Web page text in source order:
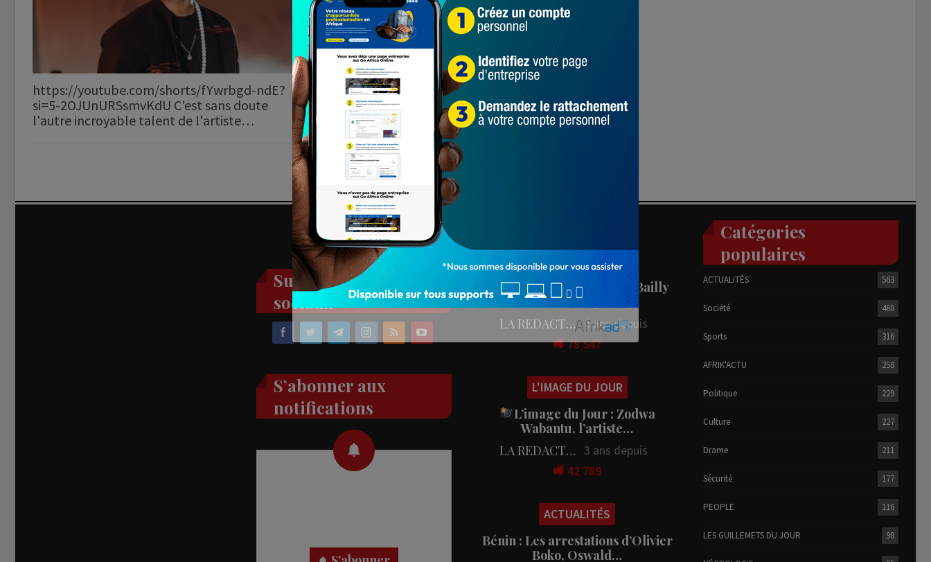
https://youtube.com/shorts/fYwrbgd-ndE?
si=5-2OJUnURSsmvKdU C'est sans doute
l'autre incroyable talent de l'artiste…
Suivez nos réseaux
sociaux
S’abonner aux
notifications
PEOPLE
People : L’artiste Blanche Bailly
en tournage…
LA REDACTION
4 ans depuis
78 547
L'IMAGE DU JOUR
L’image du Jour : Zodwa
Wabantu, l’artiste…
LA REDACTION 3 ans depuis
42 789
ACTUALITÉS
Bénin : Les arrestations d’Olivier
Boko, Oswald…
Catégories
populaires
ACTUALITÉS 563
Société 468
Sports 316
AFRIK'ACTU 258
Politique 229
Culture 227
Drame 211
Sécurité 177
PEOPLE 116
LES GUILLEMETS DU JOUR 98